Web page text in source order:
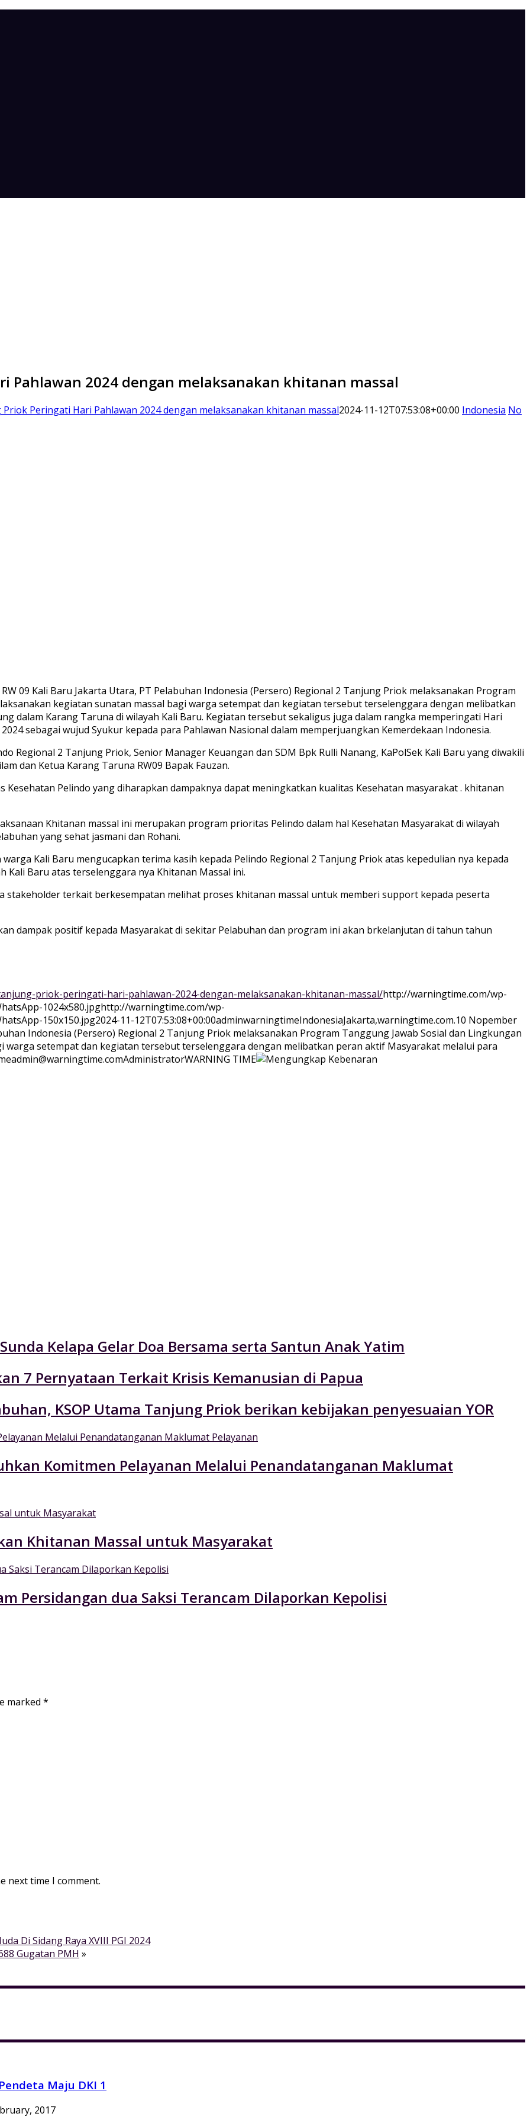
Pahlawan 2024 dengan melaksanakan khitanan massal
Peringati Hari Pahlawan 2024 dengan melaksanakan khitanan massal2024-11-12T07:53:08+00:00 Indonesia No
09 Kali Baru Jakarta Utara, PT Pelabuhan Indonesia (Persero) Regional 2 Tanjung Priok melaksanakan Program
kegiatan sunatan massal bagi warga setempat dan kegiatan tersebut terselenggara dengan melibatkan
dalam Karang Taruna di wilayah Kali Baru. Kegiatan tersebut sekaligus juga dalam rangka memperingati Hari
sebagai wujud Syukur kepada para Pahlawan Nasional dalam memperjuangkan Kemerdekaan Indonesia.
Regional 2 Tanjung Priok, Senior Manager Keuangan dan SDM Bpk Rulli Nanang, KaPolSek Kali Baru yang diwakili
dan Ketua Karang Taruna RW09 Bapak Fauzan.
Pelindo yang diharapkan dampaknya dapat meningkatkan kualitas Kesehatan masyarakat . khitanan
Khitanan massal ini merupakan program prioritas Pelindo dalam hal Kesehatan Masyarakat di wilayah
yang sehat jasmani dan Rohani.
Kali Baru mengucapkan terima kasih kepada Pelindo Regional 2 Tanjung Priok atas kepedulian nya kepada
Baru atas terselenggara nya Khitanan Massal ini.
stakeholder terkait berkesempatan melihat proses khitanan massal untuk memberi support kepada peserta
dampak positif kepada Masyarakat di sekitar Pelabuhan dan program ini akan brkelanjutan di tahun tahun
priok-peringati-hari-pahlawan-2024-dengan-melaksanakan-khitanan-massal/http://warningtime.com/wp-
1024x580.jpghttp://warningtime.com/wp-
150x150.jpg2024-11-12T07:53:08+00:00adminwarningtimeIndonesiaJakarta,warningtime.com.10 Nopember
Indonesia (Persero) Regional 2 Tanjung Priok melaksanakan Program Tanggung Jawab Sosial dan Lingkungan
warga setempat dan kegiatan tersebut terselenggara dengan melibatkan peran aktif Masyarakat melalui para
admin@warningtime.comAdministratorWARNING TIME
Kelapa Gelar Doa Bersama serta Santun Anak Yatim
7 Pernyataan Terkait Krisis Kemanusian di Papua
KSOP Utama Tanjung Priok berikan kebijakan penyesuaian YOR
Komitmen Pelayanan Melalui Penandatanganan Maklumat
Khitanan Massal untuk Masyarakat
Persidangan dua Saksi Terancam Dilaporkan Kepolisi
marked *
next time I comment.
Di Sidang Raya XVIII PGI 2024
Gugatan PMH »
Maju DKI 1
2017